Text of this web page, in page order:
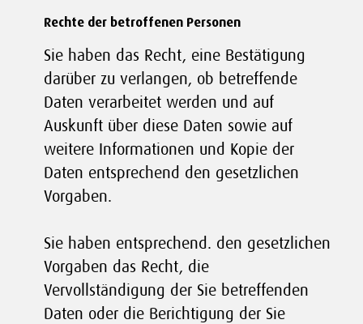
Rechte der betroffenen Personen
Sie haben das Recht, eine Bestätigung
darüber zu verlangen, ob betreffende
Daten verarbeitet werden und auf
Auskunft über diese Daten sowie auf
weitere Informationen und Kopie der
Daten entsprechend den gesetzlichen
Vorgaben.
Sie haben entsprechend. den gesetzlichen
Vorgaben das Recht, die
Vervollständigung der Sie betreffenden
Daten oder die Berichtigung der Sie